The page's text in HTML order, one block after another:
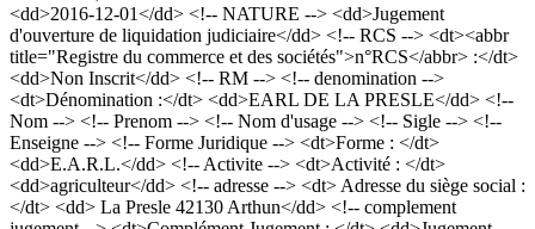
<dd>2016-12-01</dd> <!-- NATURE --> <dd>Jugement
d'ouverture de liquidation judiciaire</dd> <!-- RCS --> <dt><abbr
title="Registre du commerce et des sociétés">n°RCS</abbr> :</dt>
<dd>Non Inscrit</dd> <!-- RM --> <!-- denomination -->
<dt>Dénomination :</dt> <dd>EARL DE LA PRESLE</dd> <!--
Nom --> <!-- Prenom --> <!-- Nom d'usage --> <!-- Sigle --> <!--
Enseigne --> <!-- Forme Juridique --> <dt>Forme : </dt>
<dd>E.A.R.L.</dd> <!-- Activite --> <dt>Activité : </dt>
<dd>agriculteur</dd> <!-- adresse --> <dt> Adresse du siège social :
</dt> <dd> La Presle 42130 Arthun</dd> <!-- complement